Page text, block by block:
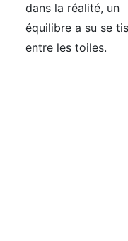
dans la réalité, un
équilibre a su se
entre les toiles.